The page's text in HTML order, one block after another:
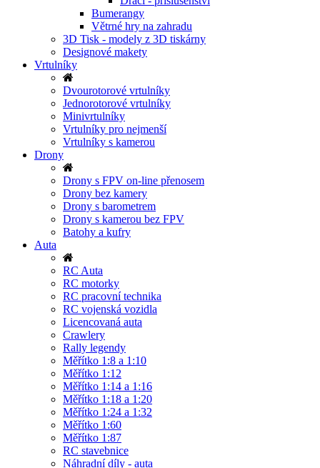
Bumerangy
Větrné hry na zahradu
3D Tisk - modely z 3D tiskárny
Designové makety
Vrtulníky
Dvourotorové vrtulníky
Jednorotorové vrtulníky
Minivrtulníky
Vrtulníky pro nejmenší
Vrtulníky s kamerou
Drony
Drony s FPV on-line přenosem
Drony bez kamery
Drony s barometrem
Drony s kamerou bez FPV
Batohy a kufry
Auta
RC Auta
RC motorky
RC pracovní technika
RC vojenská vozidla
Licencovaná auta
Crawlery
Rally legendy
Měřítko 1:8 a 1:10
Měřítko 1:12
Měřítko 1:14 a 1:16
Měřítko 1:18 a 1:20
Měřítko 1:24 a 1:32
Měřítko 1:60
Měřítko 1:87
RC stavebnice
Náhradní díly - auta